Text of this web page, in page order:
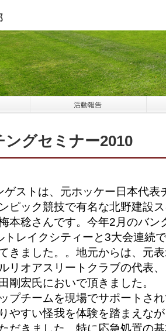
ングセミナー2010
ストは、元ホッケー日本代表
ピック競技で有名な北野建設
本稔さんです。今年2月のバン
トレイクシティーと3大会連続
きました。。地元からは、元
リオアスリートクラブの代表
剛宏氏においで頂きました。
プチームを現場でサポートさ
やすい怪我を体験を踏まえな
だきました。特に応急処置の